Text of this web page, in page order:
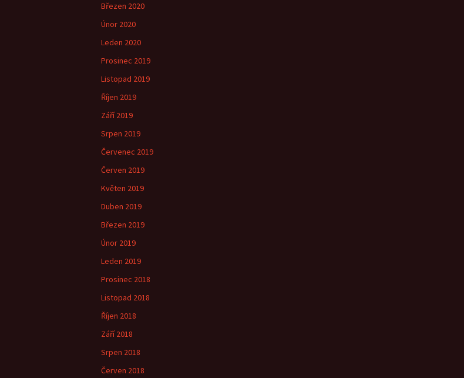
Březen 2020
Únor 2020
Leden 2020
Prosinec 2019
Listopad 2019
Říjen 2019
Září 2019
Srpen 2019
Červenec 2019
Červen 2019
Květen 2019
Duben 2019
Březen 2019
Únor 2019
Leden 2019
Prosinec 2018
Listopad 2018
Říjen 2018
Září 2018
Srpen 2018
Červen 2018